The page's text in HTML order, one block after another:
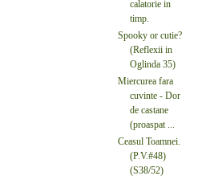
calatorie in
timp.
Spooky or cutie?
(Reflexii in
Oglinda 35)
Miercurea fara
cuvinte - Dor
de castane
(proaspat ...
Ceasul Toamnei.
(P.V.#48)
(S38/52)